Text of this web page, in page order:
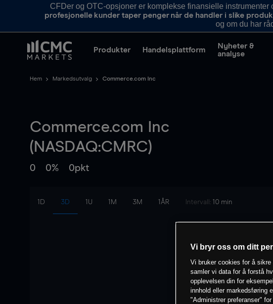
CFDer og OTC-opsjoner er komplekse finansielle
profesjonelle kunder taper penger når de handler i slike
og om du har
Produkter Handelsplattform
Nyheter &
analyse
Hem Markedsutvalg Commerce.com Inc
Commerce.com Inc
(NASDAQ:CMRC)
0 0% 0pkt
1D 3D 1U 1M 3M 1ÅR Intervall: 10 min
Vi bryr oss om ditt
Vi bruker cookies for å
samler vi data for å forstå
opplevelsen din for
innhold eller markedsføring
"Administrer preferanser"